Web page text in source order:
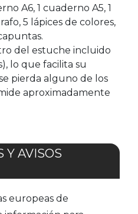
A6, 1 cuaderno A5, 1
5 lápices de colores,
del estuche incluido
lo que facilita su
pierda alguno de los
aproximadamente
Y AVISOS
europeas de